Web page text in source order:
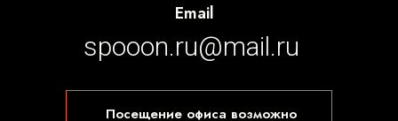
Email
spooon.ru@mail.ru
Посещение офиса возможно